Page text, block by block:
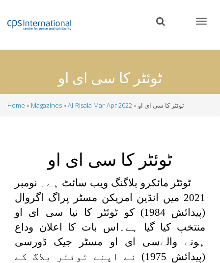
content
ٹوئٹر کا سی ای او
Home Magazines Al-Risala Mar-Apr 2022 ٹوئٹر کا سی ای او
ٹوئٹر کا سی ای او
ٹوئٹر مائکرو بلاگنگ ویب سائٹ ہے۔ نومبر
2021 میں انڈین امریکن مسٹر پراگ اگروال
(پیدائش 1984) کو ٹوئٹر کا نیا سی ای او
منتخب کیا گیا ہے۔اس بات کا اعلان وداع
ہونے والےسی ای او مسٹر جیک ڈورسی
(پیدائش 1975) نے اپنے ٹوئٹر بلاگ کے